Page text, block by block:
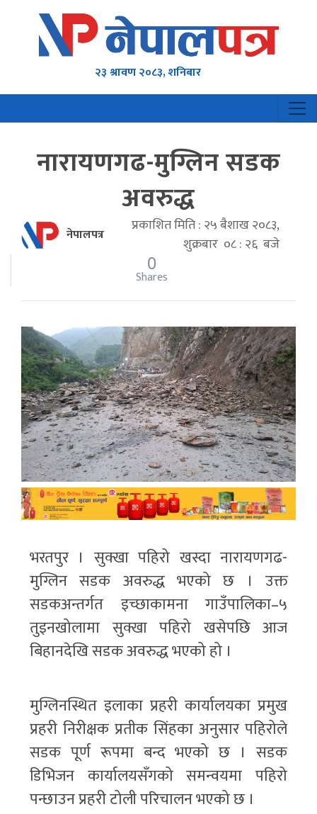
२३ श्रावण २०८३, शनिबार
नारायणगढ-मुग्लिन सडक
अवरुद्ध
नेपालपत्र
प्रकाशित मिति : २५ बैशाख २०८३,
शुक्रबार ०८ : २६ बजे
0
Shares
भरतपुर । सुक्खा पहिरो खस्दा नारायणगढ-
मुग्लिन सडक अवरुद्ध भएको छ । उक्त
सडकअन्तर्गत इच्छाकामना गाउँपालिका–५
तुइनखोलामा सुक्खा पहिरो खसेपछि आज
बिहानदेखि सडक अवरुद्ध भएको हो ।
मुग्लिनस्थित इलाका प्रहरी कार्यालयका प्रमुख
प्रहरी निरीक्षक प्रतीक सिंहका अनुसार पहिरोले
सडक पूर्ण रूपमा बन्द भएको छ । सडक
डिभिजन कार्यालयसँगको समन्वयमा पहिरो
पन्छाउन प्रहरी टोली परिचालन भएको छ ।